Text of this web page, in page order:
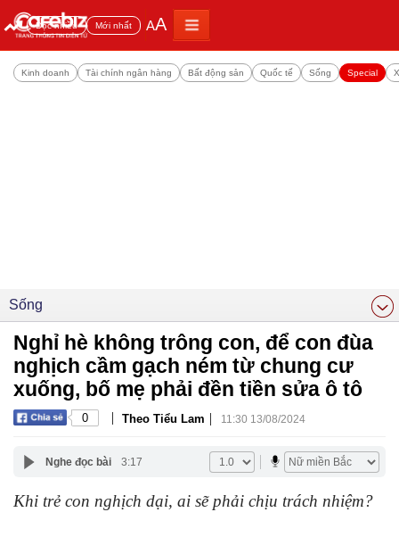
Đọc nhiều Mới nhất AA
Kinh doanh Tài chính ngân hàng Bất động sản Quốc tế Sống Special
Sống
Nghỉ hè không trông con, để con đùa
nghịch cầm gạch ném từ chung cư
xuống, bố mẹ phải đền tiền sửa ô tô
0 | Theo Tiểu Lam | 11:30 13/08/2024
Nghe đọc bài 3:17
Khi trẻ con nghịch dại, ai sẽ phải chịu trách nhiệm?